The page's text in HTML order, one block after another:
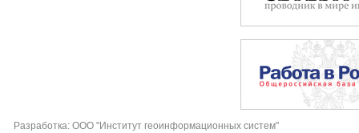
Разработка: ООО "Институт геоинформационных систем"